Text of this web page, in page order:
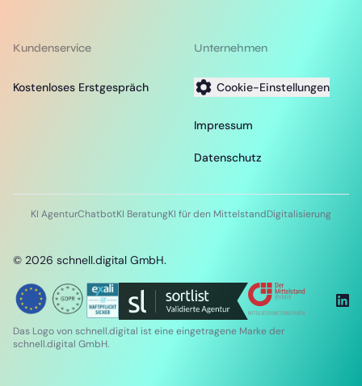
Kundenservice
Kostenloses Erstgespräch
Unternehmen
Cookie-Einstellungen
Impressum
Datenschutz
KI AgenturChatbotKI BeratungKI für den MittelstandDigitalisierung
© 2026 schnell.digital GmbH.
Das Logo von schnell.digital ist eine eingetragene Marke der
schnell.digital GmbH.